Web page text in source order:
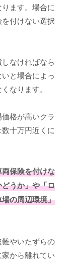
ます。場合に
付けない選択
なければなら
と場合によっ
なります。
格が高いクラ
十万円近くに
保険を付けな
うか」や「ロ
の周辺環境」
やいたずらの
から離れてい